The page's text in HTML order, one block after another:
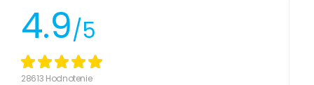
4.9/5
28613 Hodnotenie